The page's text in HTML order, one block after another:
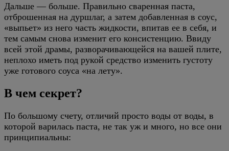
Дальше — больше. Правильно сваренная паста,
отброшенная на дуршлаг, а затем добавленная в соус,
«выпьет» из него часть жидкости, впитав ее в себя, и
тем самым снова изменит его консистенцию. Ввиду
всей этой драмы, разворачивающейся на вашей плите,
неплохо иметь под рукой средство изменить густоту
уже готового соуса «на лету».
В чем секрет?
По большому счету, отличий просто воды от воды, в
которой варилась паста, не так уж и много, но все они
принципиальны: